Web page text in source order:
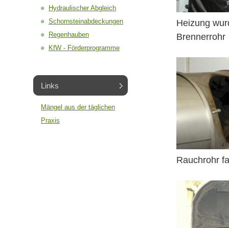
Heizung
Brennerrohr
Rauchrohr
Hydraulischer Abgleich
Schornsteinabdeckungen
Regenhauben
KfW - Förderprogramme
Links
Mängel aus der täglichen
Praxis